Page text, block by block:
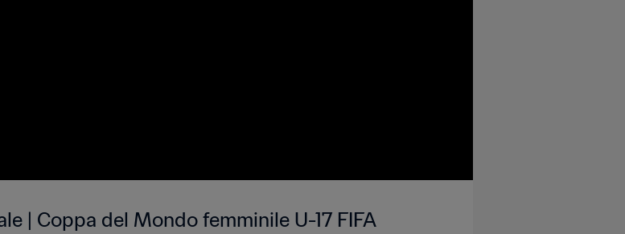
| Coppa del Mondo femminile U-17 FIFA